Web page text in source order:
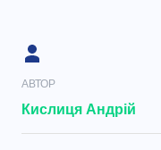
АВТОР
Кислиця Андрій